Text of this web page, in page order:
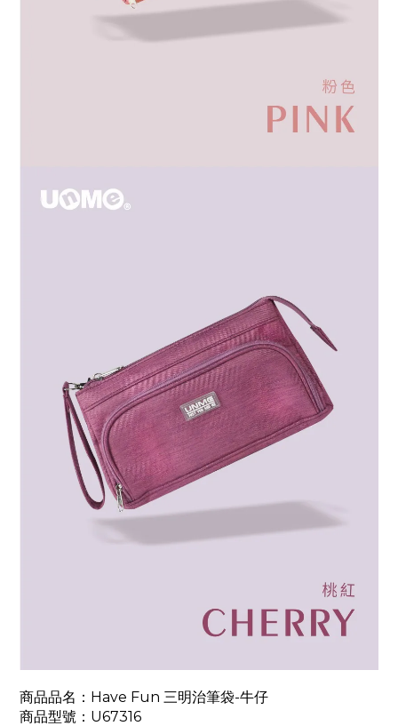
商品品名：Have Fun 三明治筆袋-牛仔
商品型號：U67316